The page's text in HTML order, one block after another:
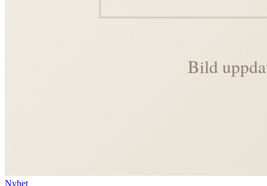
Nyhet